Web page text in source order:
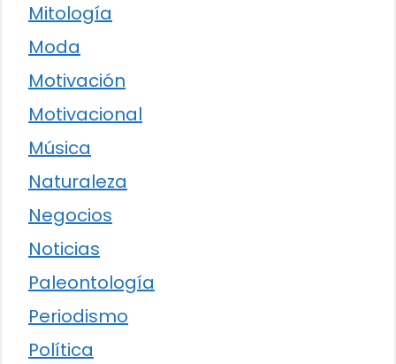
Mitología
Moda
Motivación
Motivacional
Música
Naturaleza
Negocios
Noticias
Paleontología
Periodismo
Política